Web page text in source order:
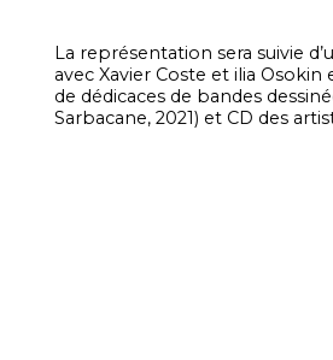
La représentation sera suivie
avec Xavier Coste et ilia Osokin
de dédicaces de bandes
Sarbacane, 2021) et CD des